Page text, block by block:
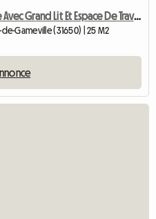
Chambre Indépendante Avec Grand Lit Et Espace De Travail
Gameville (31650) | 25 M2